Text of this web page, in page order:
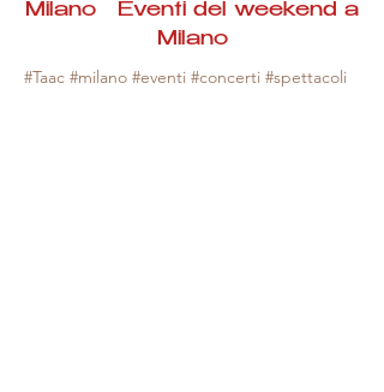
Milano Eventi del weekend a
Milano
#Taac #milano #eventi #concerti #spettacoli